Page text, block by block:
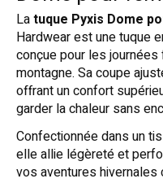
Latuque Pyxis Dome
Hardwear est une tuque
conçue pour les
montagne. Sa coupe
offrant un confort
garder la chaleur sans
Confectionnée dans un
elle allie légèreté et
vos aventures hivernales